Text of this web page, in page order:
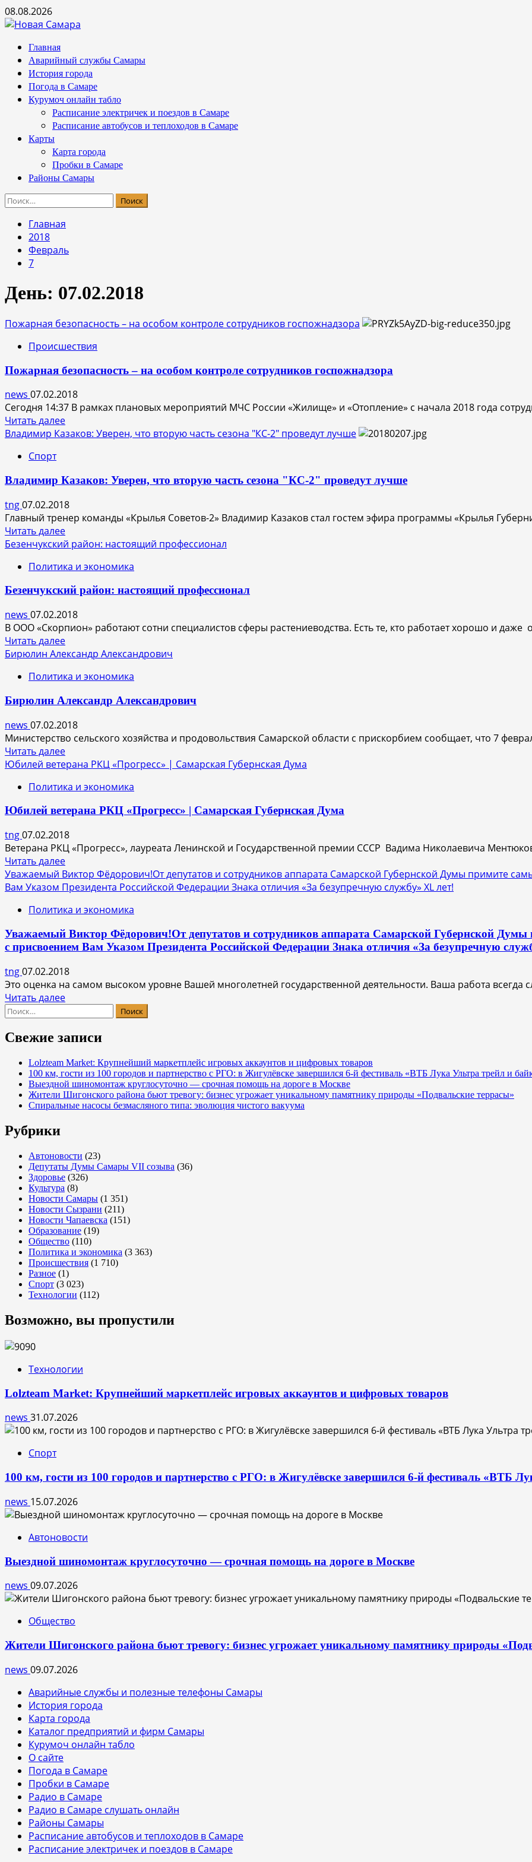
Перейти
к
08.08.2026
Основное
меню
Главная
Аварийный службы Самары
История города
Погода в Самаре
Курумоч онлайн табло
Расписание электричек и поездов в Самаре
Расписание автобусов и теплоходов в Самаре
Карты
Карта города
Пробки в Самаре
Районы Самары
Найти:
Главная
2018
Февраль
7
День: 07.02.2018
Пожарная безопасность – на особом контроле сотрудников госпожнадзора
Происшествия
Пожарная безопасность – на особом контроле сотрудников госпожнадзора
news 07.02.2018
Сегодня 14:37 В рамках плановых мероприятий МЧС России «Жилище» и «Отопление» с начала 2018 года
Читать далееПрочитать
больше
–
на
особом
контроле
сотрудников
госпожнадзора
Владимир Казаков: Уверен, что вторую часть сезона "КС-2" проведут лучше
Спорт
Владимир Казаков: Уверен, что вторую часть сезона "КС-2" проведут лучше
tng07.02.2018
Главный тренер команды «Крылья Советов-2» Владимир Казаков стал гостем эфира программы «Крылья
Читать далееПрочитать
больше
Владимир
Казаков:
Уверен,
что
вторую
часть
сезона
"КС-2"
проведут
Безенчукский район: настоящий профессионал
Политика и экономика
Безенчукский район: настоящий профессионал
news 07.02.2018
В ООО «Скорпион» работают сотни специалистов сферы растениеводства. Есть те, кто работает хорошо и даже
Читать далееПрочитать
больше
Безенчукский
настоящий
профессионал
Бирюлин Александр Александрович
Политика и экономика
Бирюлин Александр Александрович
news 07.02.2018
Министерство сельского хозяйства и продовольствия Самарской области с прискорбием сообщает, что 7
Читать далееПрочитать
больше
Бирюлин
Александрович
Юбилей ветерана РКЦ «Прогресс» | Самарская Губернская Дума
Политика и экономика
Юбилей ветерана РКЦ «Прогресс» | Самарская Губернская Дума
tng07.02.2018
Ветерана РКЦ «Прогресс», лауреата Ленинской и Государственной премии СССР Вадима Николаевича
Читать далееПрочитать
больше
о
ветерана
«Прогресс»
|
Самарская
Губернская
Дума
Уважаемый Виктор Фёдорович!От депутатов и сотрудников аппарата Самарской Губернской Думы примите
Вам Указом Президента Российской Федерации Знака отличия «За безупречную службу» XL лет!
Политика и экономика
Уважаемый Виктор Фёдорович!От депутатов и сотрудников аппарата Самарской Губернской Думы
с присвоением Вам Указом Президента Российской Федерации Знака отличия «За безупречную
tng07.02.2018
Это оценка на самом высоком уровне Вашей многолетней государственной деятельности. Ваша работа всегда
Читать далееПрочитать
о
Уважаемый
Фёдорович!
От
депутатов
и
сотрудников
Губернской
Думы
примите
самые
тёплые
и
искренние
поздравления
с
присвоением
Вам
Указом
Российской
«За
безупречную
службу»
XL
лет!
Найти:
Свежие записи
Lolzteam Market: Крупнейший маркетплейс игровых аккаунтов и цифровых товаров
100 км, гости из 100 городов и партнерство с РГО: в Жигулёвске завершился 6-й фестиваль «ВТБ Лука Ультра трейл и
Выездной шиномонтаж круглосуточно — срочная помощь на дороге в Москве
Жители Шигонского района бьют тревогу: бизнес угрожает уникальному памятнику природы «Подвальские террасы»
Спиральные насосы безмасляного типа: эволюция чистого вакуума
Рубрики
Автоновости (23)
Депутаты Думы Самары VII созыва (36)
Здоровье (326)
Культура (8)
Новости Самары (1 351)
Новости Сызрани (211)
Новости Чапаевска (151)
Образование (19)
Общество (110)
Политика и экономика (3 363)
Происшествия (1 710)
Разное (1)
Спорт (3 023)
Технологии (112)
Возможно, вы пропустили
Технологии
Lolzteam Market: Крупнейший маркетплейс игровых аккаунтов и цифровых товаров
news 31.07.2026
Спорт
100 км, гости из 100 городов и партнерство с РГО: в Жигулёвске завершился 6-й фестиваль «ВТБ
news 15.07.2026
Автоновости
Выездной шиномонтаж круглосуточно — срочная помощь на дороге в Москве
news 09.07.2026
Общество
Жители Шигонского района бьют тревогу: бизнес угрожает уникальному памятнику природы
news 09.07.2026
Аварийные службы и полезные телефоны Самары
История города
Карта города
Каталог предприятий и фирм Самары
Курумоч онлайн табло
О сайте
Погода в Самаре
Пробки в Самаре
Радио в Самаре
Радио в Самаре слушать онлайн
Районы Самары
Расписание автобусов и теплоходов в Самаре
Расписание электричек и поездов в Самаре